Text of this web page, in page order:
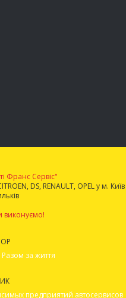
Франс Сервіс"
DS, RENAULT, OPEL у м. Київ
виконуємо!